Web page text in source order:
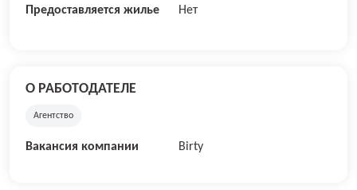
Предоставляется жилье Нет
О РАБОТОДАТЕЛЕ
Агентство
Вакансия компании Birty